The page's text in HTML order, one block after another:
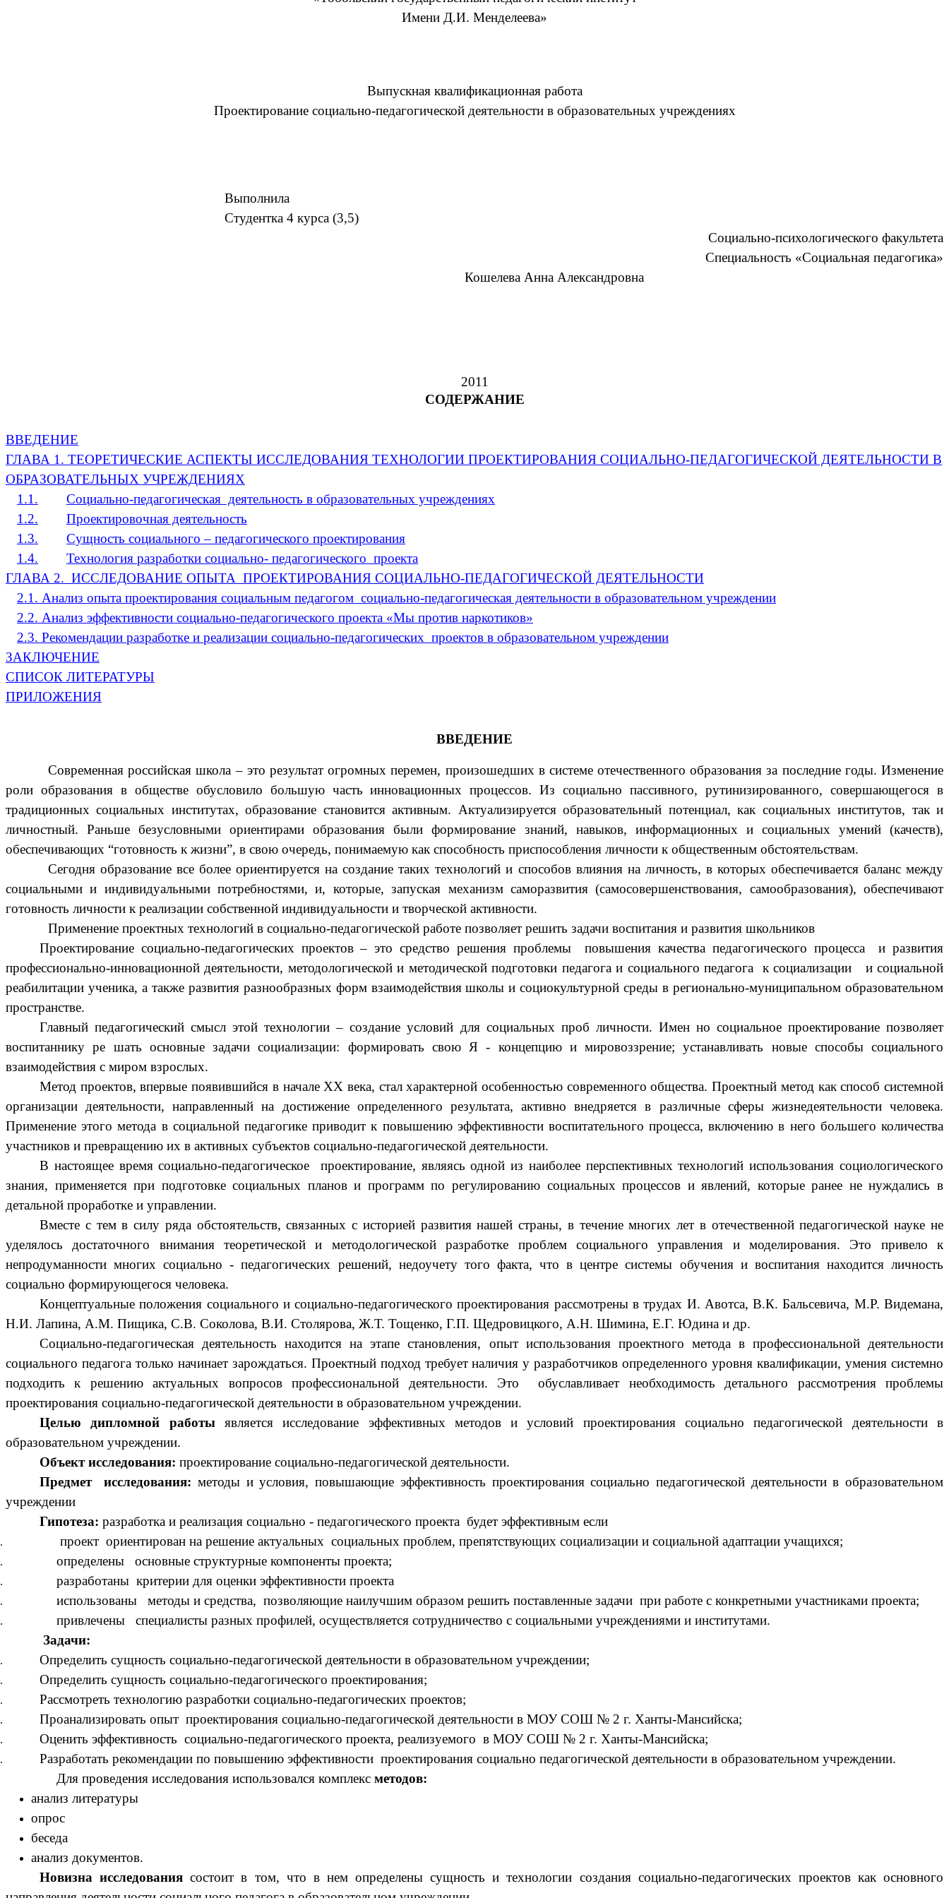
Имени Д.И. Менделеева»
Выпускная квалификационная работа
Проектирование социально-педагогической деятельности в образовательных учреждениях
Выполнила
Студентка 4 курса (3,5)
Социально-психологического факультета
Специальность «Социальная педагогика»
Кошелева Анна Александровна
2011
СОДЕРЖАНИЕ
ВВЕДЕНИЕ
ГЛАВА 1. ТЕОРЕТИЧЕСКИЕ АСПЕКТЫ ИССЛЕДОВАНИЯ ТЕХНОЛОГИИ ПРОЕКТИРОВАНИЯ СОЦИАЛЬНО-ПЕДАГОГИЧЕСКОЙ ДЕЯТЕЛЬНОСТИ В
ОБРАЗОВАТЕЛЬНЫХ УЧРЕЖДЕНИЯХ
1.1.
Социально-педагогическая деятельность в образовательных учреждениях
1.2.
Проектировочная деятельность
1.3.
Сущность социального – педагогического проектирования
1.4.
Технология разработки социально- педагогического проекта
ГЛАВА 2. ИССЛЕДОВАНИЕ ОПЫТА ПРОЕКТИРОВАНИЯ СОЦИАЛЬНО-ПЕДАГОГИЧЕСКОЙ ДЕЯТЕЛЬНОСТИ
2.1. Анализ опыта проектирования социальным педагогом социально-педагогическая деятельности в образовательном учреждении
2.2. Анализ эффективности социально-педагогического проекта «Мы против наркотиков»
2.3. Рекомендации разработке и реализации социально-педагогических проектов в образовательном учреждении
ЗАКЛЮЧЕНИЕ
СПИСОК ЛИТЕРАТУРЫ
ПРИЛОЖЕНИЯ
ВВЕДЕНИЕ
Современная российская школа – это результат огромных перемен, произошедших в системе отечественного образования за последние годы. Изменение
роли образования в обществе обусловило большую часть инновационных процессов. Из социально пассивного, рутинизированного, совершающегося в
традиционных социальных институтах, образование становится активным. Актуализируется образовательный потенциал, как социальных институтов, так и
личностный. Раньше безусловными ориентирами образования были формирование знаний, навыков, информационных и социальных умений (качеств),
обеспечивающих “готовность к жизни”, в свою очередь, понимаемую как способность приспособления личности к общественным обстоятельствам.
Сегодня образование все более ориентируется на создание таких технологий и способов влияния на личность, в которых обеспечивается баланс между
социальными и индивидуальными потребностями, и, которые, запуская механизм саморазвития (самосовершенствования, самообразования), обеспечивают
готовность личности к реализации собственной индивидуальности и творческой активности.
Применение проектных технологий в социально-педагогической работе позволяет решить задачи воспитания и развития школьников
Проектирование социально-педагогических проектов – это средство решения проблемы повышения качества педагогического процесса и развития
профессионально-инновационной деятельности, методологической и методической подготовки педагога и социального педагога к социализации и социальной
реабилитации ученика, а также развития разнообразных форм взаимодействия школы и социокультурной среды в регионально-муниципальном образовательном
пространстве.
Главный педагогический смысл этой технологии – создание условий для социальных проб личности. Имен но социальное проектирование позволяет
воспитаннику ре шать основные задачи социализации: формировать свою Я - концепцию и мировоззрение; устанавливать новые способы социального
взаимодействия с миром взрослых.
Метод проектов, впервые появившийся в начале ХХ века, стал характерной особенностью современного общества. Проектный метод как способ системной
организации деятельности, направленный на достижение определенного результата, активно внедряется в различные сферы жизнедеятельности человека.
Применение этого метода в социальной педагогике приводит к повышению эффективности воспитательного процесса, включению в него большего количества
участников и превращению их в активных субъектов социально-педагогической деятельности.
В настоящее время социально-педагогическое проектирование, являясь одной из наиболее перспективных технологий использования социологического
знания, применяется при подготовке социальных планов и программ по регулированию социальных процессов и явлений, которые ранее не нуждались в
детальной проработке и управлении.
Вместе с тем в силу ряда обстоятельств, связанных с историей развития нашей страны, в течение многих лет в отечественной педагогической науке не
уделялось достаточного внимания теоретической и методологической разработке проблем социального управления и моделирования. Это привело к
непродуманности многих социально - педагогических решений, недоучету того факта, что в центре системы обучения и воспитания находится личность
социально формирующегося человека.
Концептуальные положения социального и социально-педагогического проектирования рассмотрены в трудах И. Авотса, В.К. Бальсевича, М.Р. Видемана,
Н.И. Лапина, A.M. Пищика, С.В. Соколова, В.И. Столярова, Ж.Т. Тощенко, Г.П. Щедровицкого, А.Н. Шимина, Е.Г. Юдина и др.
Социально-педагогическая деятельность находится на этапе становления, опыт использования проектного метода в профессиональной деятельности
социального педагога только начинает зарождаться. Проектный подход требует наличия у разработчиков определенного уровня квалификации, умения системно
подходить к решению актуальных вопросов профессиональной деятельности. Это обуславливает необходимость детального рассмотрения проблемы
проектирования социально-педагогической деятельности в образовательном учреждении.
Целью дипломной работыявляется исследование эффективных методов и условий проектирования социально педагогической деятельности в
образовательном учреждении.
Объект исследования: проектирование социально-педагогической деятельности.
Предмет исследования: методы и условия, повышающие эффективность проектирования социально педагогической деятельности в образовательном
учреждении
Гипотеза: разработка и реализация социально - педагогического проекта будет эффективным если
проект ориентирован на решение актуальных социальных проблем, препятствующих социализации и социальной адаптации учащихся;
определены основные структурные компоненты проекта;
разработаны критерии для оценки эффективности проекта
использованы методы и средства, позволяющие наилучшим образом решить поставленные задачи при работе с конкретными участниками проекта;
привлечены специалисты разных профилей, осуществляется сотрудничество с социальными учреждениями и институтами.
Задачи:
Определить сущность социально-педагогической деятельности в образовательном учреждении;
Определить сущность социально-педагогического проектирования;
Рассмотреть технологию разработки социально-педагогических проектов;
Проанализировать опыт проектирования социально-педагогической деятельности в МОУ СОШ № 2 г. Ханты-Мансийска;
Оценить эффективность социально-педагогического проекта, реализуемого в МОУ СОШ № 2 г. Ханты-Мансийска;
Разработать рекомендации по повышению эффективности проектирования социально педагогической деятельности в образовательном учреждении.
Для проведения исследования использовался комплекс методов:
анализ литературы
опрос
беседа
анализ документов.
Новизна исследования состоит в том, что в нем определены сущность и технологии создания социально-педагогических проектов как основного